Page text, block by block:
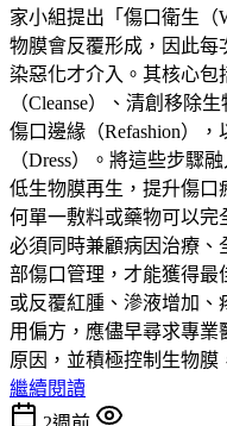
家小組提出「傷口衛生（
物膜會反覆形成，因此每
染惡化才介入。其核心包
（Cleanse）、清創移除
傷口邊緣（Refashion）
（Dress）。將這些步驟
低生物膜再生，提升傷口
何單一敷料或藥物可以完
必須同時兼顧病因治療、
部傷口管理，才能獲得最
或反覆紅腫、滲液增加
用偏方，應儘早尋求專業
原因，並積極控制生物膜
繼續閱讀